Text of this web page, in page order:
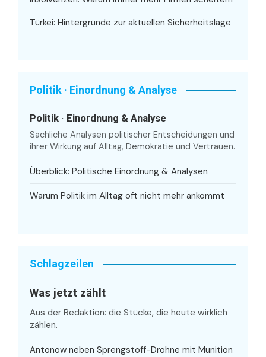
Türkei: Hintergründe zur aktuellen Sicherheitslage
Politik · Einordnung & Analyse
Politik · Einordnung & Analyse
Sachliche Analysen politischer Entscheidungen und
ihrer Wirkung auf Alltag, Demokratie und Vertrauen.
Überblick: Politische Einordnung & Analysen
Warum Politik im Alltag oft nicht mehr ankommt
Schlagzeilen
Was jetzt zählt
Aus der Redaktion: die Stücke, die heute wirklich
zählen.
Antonow neben Sprengstoff-Drohne mit Munition